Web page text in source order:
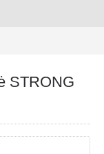
9,2 l plastikinė dėžė
STRONG